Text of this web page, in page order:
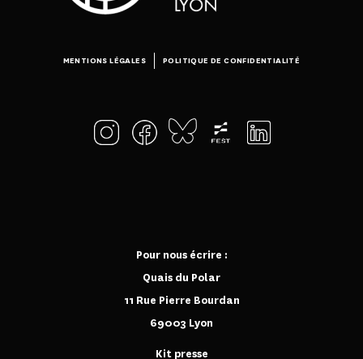
Pour nous écrire :
Quais du Polar
11 Rue Pierre Bourdan
69003 Lyon
MENTIONS LÉGALES POLITIQUE DE CONFIDENTIALITÉ
Kit presse